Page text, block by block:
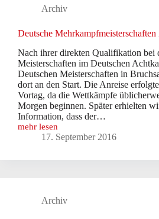
Archiv
Deutsche
Nach ihrer direkten Qualifikation bei
Meisterschaften im Deutschen
Deutschen Meisterschaften in
dort an den Start. Die Anreise
Vortag, da die Wettkämpfe
Morgen beginnen. Später erhielten
Information, dass der…
mehr lesen
Deutsche
Mehrkampfmeisterschaften
Bruchsal
17. September 2016
Archiv